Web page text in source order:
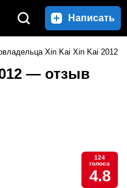
Написать
Xin Kai Xin Kai 2012
— отзыв
124
голоса
4.8